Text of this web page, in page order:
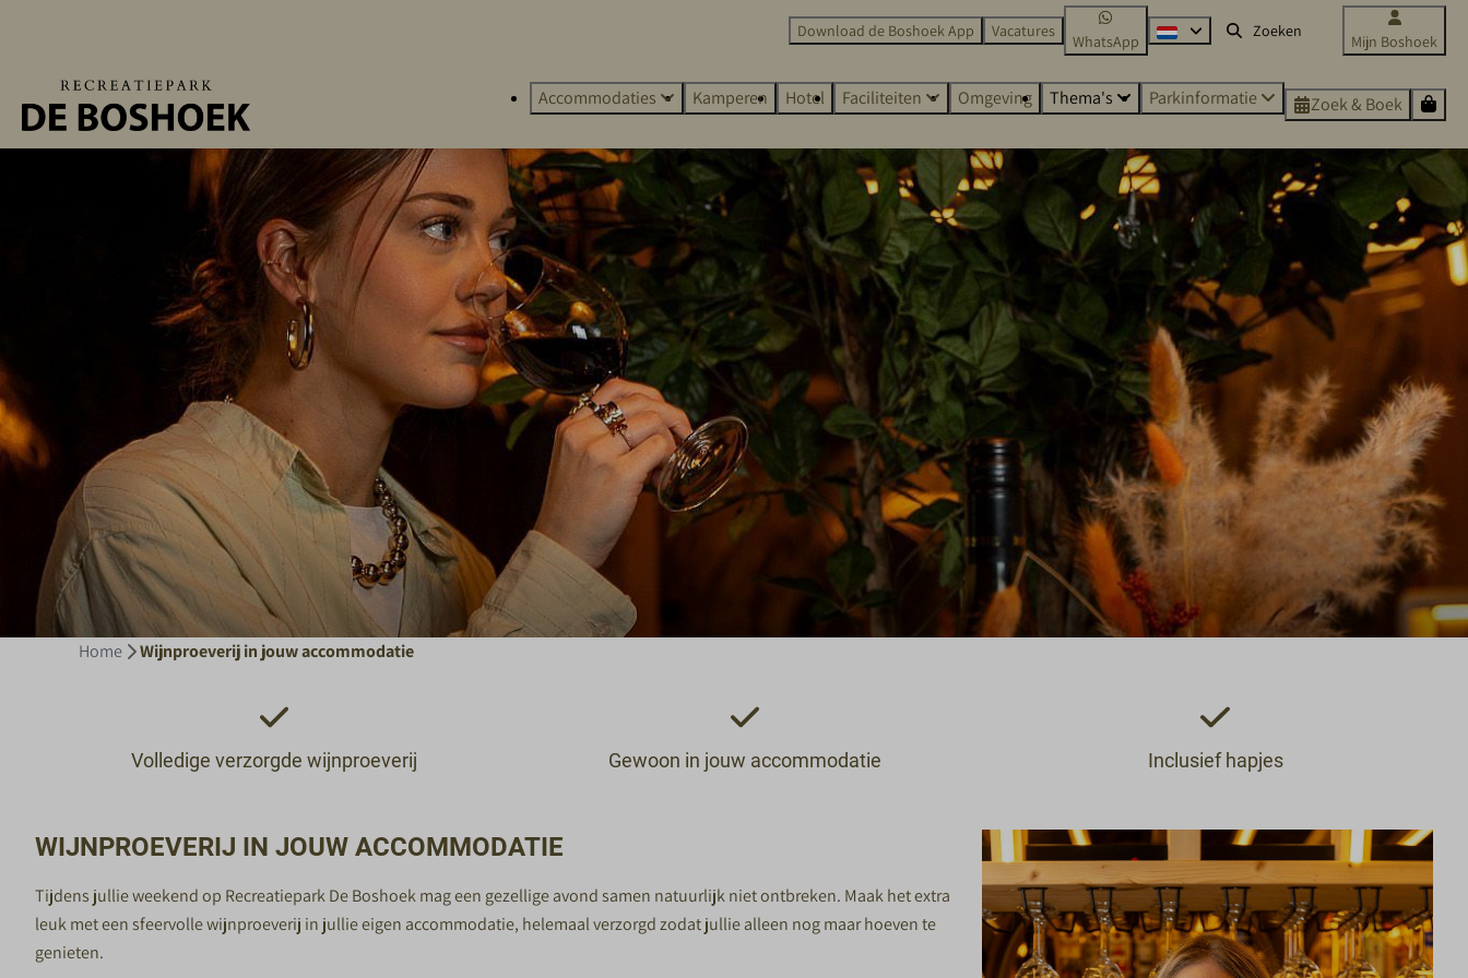
Download de Boshoek App Vacatures
WhatsApp Mijn Boshoek
Accommodaties Kamperen Hotel Faciliteiten Omgeving Thema's Parkinformatie Zoek & Boek
Home Wijnproeverij in jouw accommodatie
Volledige verzorgde wijnproeverij Gewoon in jouw accommodatie Inclusief hapjes
WIJNPROEVERIJ IN JOUW ACCOMMODATIE
Tijdens jullie weekend op Recreatiepark De Boshoek mag een gezellige avond samen natuurlijk niet ontbreken. Maak het extra
leuk met een sfeervolle wijnproeverij in jullie eigen accommodatie, helemaal verzorgd zodat jullie alleen nog maar hoeven te
genieten.